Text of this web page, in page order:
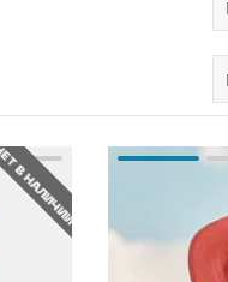
НАЛИЧИИ